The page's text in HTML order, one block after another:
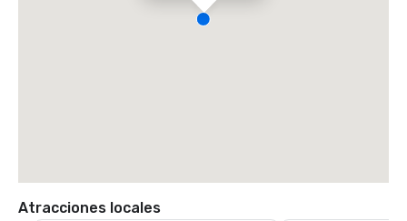
Atracciones locales